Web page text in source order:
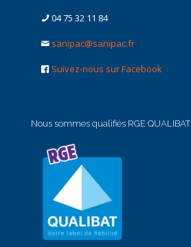
04 75 32 11 84
sanipac@sanipac.fr
Suivez-nous sur Facebook
Nous sommes qualifiés RGE QUALIBAT